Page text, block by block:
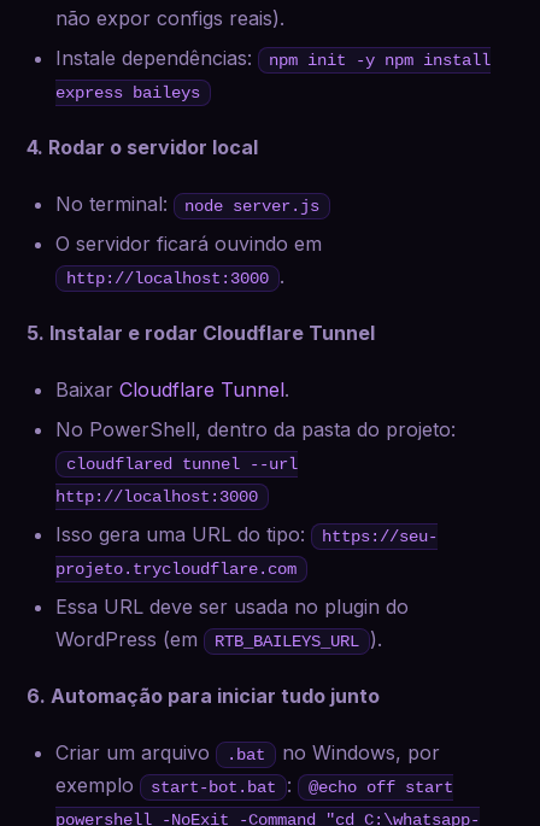
não expor configs reais).
Instale dependências:
npm init -y npm install
express baileys
4. Rodar o servidor local
No terminal: node server.js
O servidor ficará ouvindo em
http://localhost:3000 .
5. Instalar e rodar Cloudflare Tunnel
BaixarCloudflare Tunnel.
No PowerShell, dentro da pasta do projeto:
cloudflared tunnel --url
http://localhost:3000
Isso gera uma URL do tipo:
https://seu-
projeto.trycloudflare.com
Essa URL deve ser usada no plugin do
WordPress (em
RTB_BAILEYS_URL ).
6. Automação para iniciar tudo junto
Criar um arquivo .bat
no Windows, por
exemplo
start-bot.bat : @echo off start
powershell -NoExit -Command "cd C:\whatsapp-